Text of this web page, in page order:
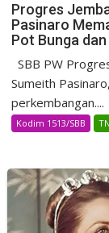
Progres
Pasinaro
Pot Bunga
SBB PW
Sumeith
perkembangan....
Kodim 1513/SBB